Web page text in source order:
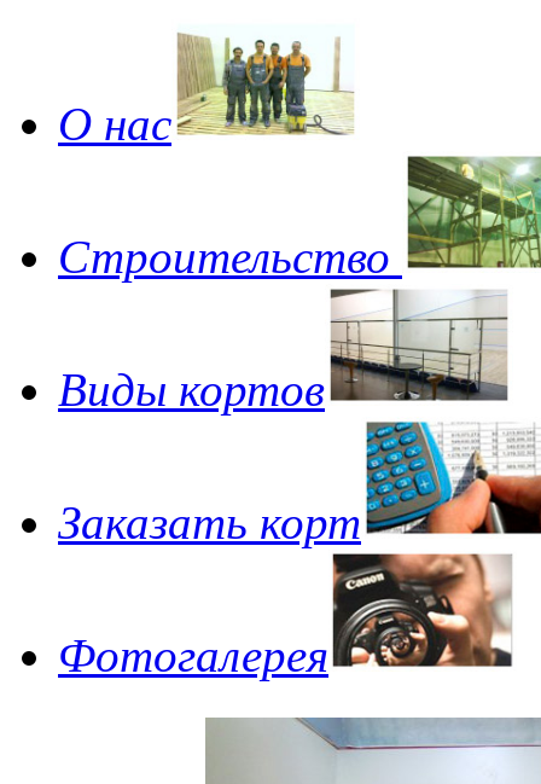
О нас
Строительство
Виды кортов
Заказать корт
Фотогалерея